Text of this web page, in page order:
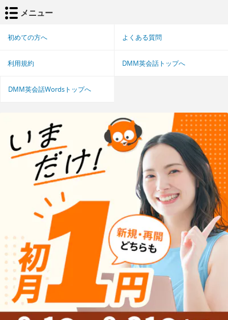
メニュー
初めての方へ よくある質問
利用規約 DMM英会話トップへ
DMM英会話Wordsトップへ